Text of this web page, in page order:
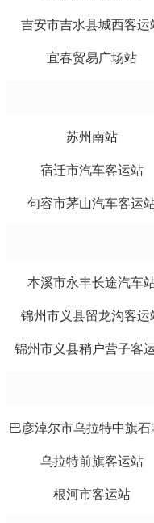
吉安市吉水县城西客运
宜春贸易广场站
苏州南站
宿迁市汽车客运站
句容市茅山汽车客运
本溪市永丰长途汽车
锦州市义县留龙沟客运
锦州市义县稍户营子客
乌拉特前旗客运站
根河市客运站